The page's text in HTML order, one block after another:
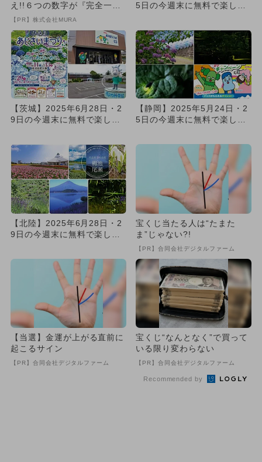
え!!６つの数字が『完全一
致』する方法
【PR】株式会社MURA
5日の今週末に無料で楽しめ
【茨城】2025年6月28日・2
9日の今週末に無料で楽しめ
【静岡】2025年5月24日・2
5日の今週末に無料で楽しめ
【北陸】2025年6月28日・2
9日の今週末に無料で楽しめ
宝くじ当たる人は“たまた
ま”じゃない?!
【PR】合同会社デジタルファーム
【当選】金運が上がる直前に
起こるサイン
【PR】合同会社デジタルファーム
宝くじ“なんとなく”で買って
いる限り変わらない
【PR】合同会社デジタルファーム
Recommended by